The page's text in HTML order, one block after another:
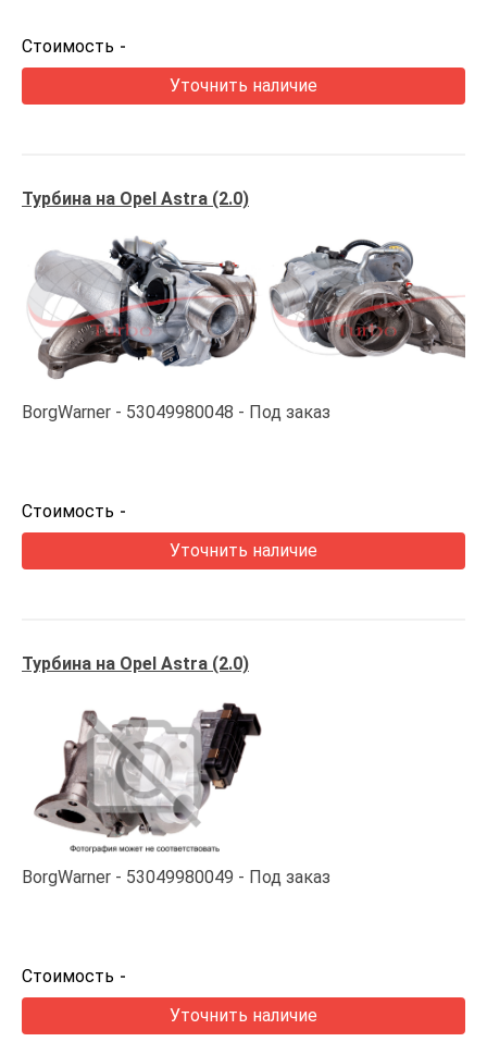
Стоимость -
Уточнить наличие
Турбина на Opel Astra (2.0)
BorgWarner 53049980048 Под заказ
Стоимость -
Уточнить наличие
Турбина на Opel Astra (2.0)
BorgWarner 53049980049 Под заказ
Стоимость -
Уточнить наличие